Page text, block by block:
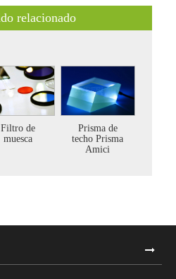
relacionado
Filtro de
muesca
Prisma de
techo Prisma
Amici